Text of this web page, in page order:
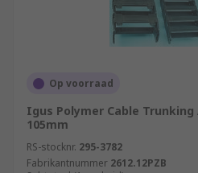
Op voorraad
Igus Polymer Cable Trunking
105mm
RS-stocknr. 295-3782
Fabrikantnummer 2612.12PZB